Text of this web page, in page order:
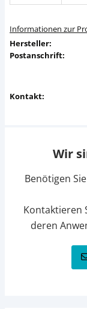
Informationen zur
Hersteller:
Postanschrift:
Kontakt:
Wir
Benötigen
Kontaktieren
deren